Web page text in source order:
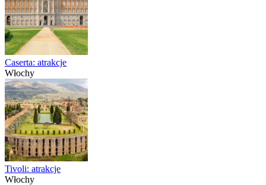
Caserta: atrakcje
Włochy
Tivoli: atrakcje
Włochy